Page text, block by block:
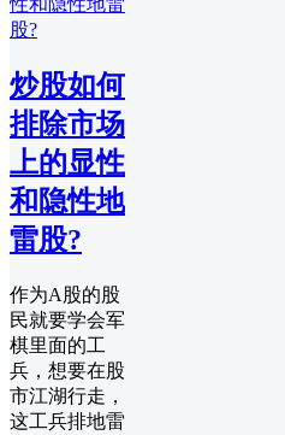
炒股如何
排除市场
上的显性
和隐性地
雷股?
作为A股的股
民就要学会军
棋里面的工
兵，想要在股
市江湖行走，
这工兵排地雷